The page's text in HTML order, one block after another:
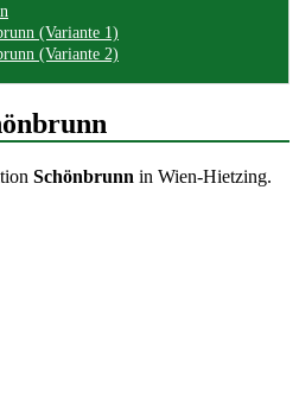
(Variante 1)
(Variante 2)
Schönbrunn in Wien-Hietzing.